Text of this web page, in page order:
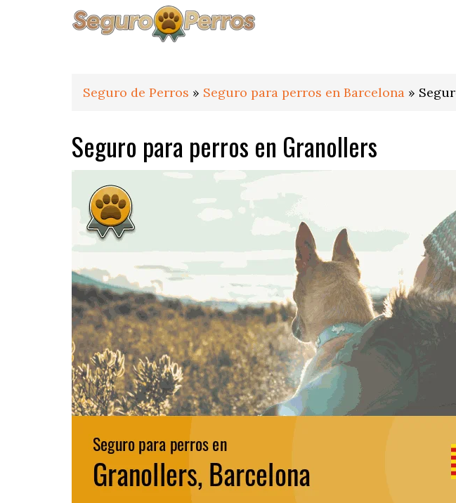
Seguro de Perros » Seguro para perros en Barcelona »
Seguro para perros en Granollers